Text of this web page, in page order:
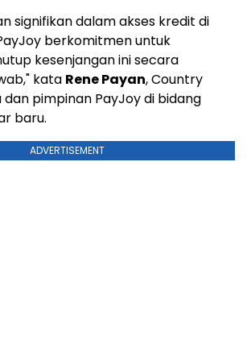
signifikan dalam akses kredit di
berkomitmen untuk
kesenjangan ini secara
kata Rene Payan, Country
dan pimpinan PayJoy di bidang
baru.
ADVERTISEMENT